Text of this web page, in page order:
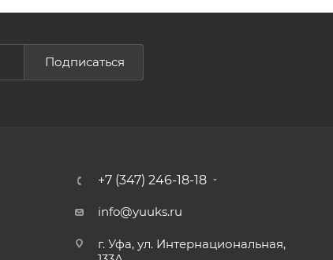
Подписаться
+7 (347) 246-18-18
info@yuuks.ru
г. Уфа, ул. Интернациональная,